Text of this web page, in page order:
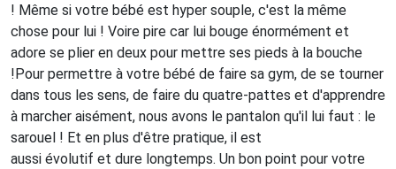
! Même si votre bébé est hyper souple, c'est la même
chose pour lui ! Voire pire car lui bouge énormément et
adore se plier en deux pour mettre ses pieds à la bouche
!Pour permettre à votre bébé de faire sa gym, de se tourner
dans tous les sens, de faire du quatre-pattes et d'apprendre
à marcher aisément, nous avons le pantalon qu'il lui faut : le
sarouel ! Et en plus d'être pratique, il est
aussi évolutif et dure longtemps. Un bon point pour votre